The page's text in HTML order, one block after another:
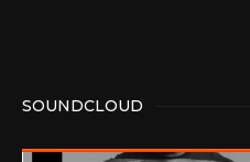
SOUNDCLOUD